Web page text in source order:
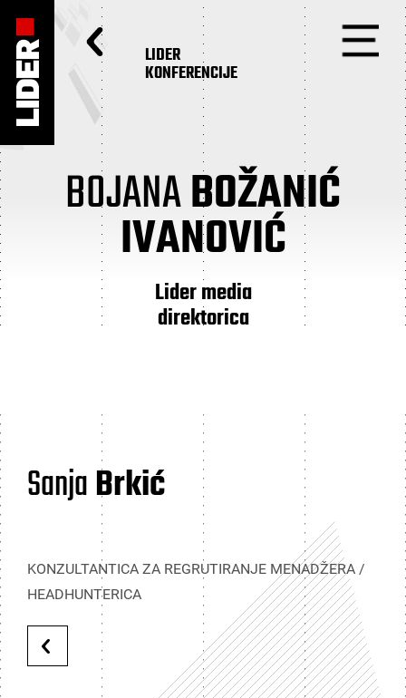
LIDER
KONFERENCIJE
BOJANABOŽANIĆ
IVANOVIĆ
Lider media
direktorica
SanjaBrkić
KONZULTANTICA ZA REGRUTIRANJE MENADŽERA /
HEADHUNTERICA